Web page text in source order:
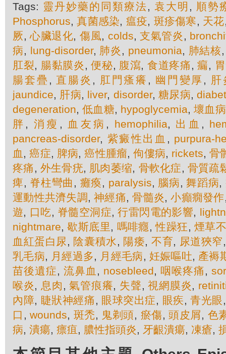
Tags: 靈丹妙藥的同類療法, 袁大明 , 順勢
Phosphorus,真菌感染, 瘟疫, 斑疹傷寒, 天花
厥,心臟退化,傷風, colds,支氣管炎 ,
病, lung-disorder, 肺炎 , pneumonia, 肺結核
肛裂, 腸黏膜炎 ,便秘, 腹瀉,食道疼痛,瘺,
腸套疊 , 直腸炎 , 肛門瘙癢 , 幽門變厚 , 肝
jaundice, 肝病, liver, disorder, 糖尿病,
degeneration,低血糖, hypoglycemia,壞血病
胖 , 消瘦 , 血友病 , hemophilia, 出血 ,
pancreas-disorder, 紫癜性出血 , purpura-
血 ,癌症, 脾病,癌性腫瘤,佝僂病, rickets,骨
疼痛, 外生骨疣, 肌肉萎缩, 骨軟化症, 骨質疏
痺, 脊柱彎曲 , 癱瘓, paralysis, 腦病, 舞蹈病,
運動性共濟失調,神經痛,骨髓炎,小癲癇發作
遊, 口吃, 脊髓空洞症,行雷閃電的影響,
nightmare,歇斯底里, 嗎啡癮,性躁狂,煙草
血紅蛋白尿 , 陰囊積水, 陽痿, 不育, 尿道狹窄
乳毛病, 月經過多, 月經毛病, 妊娠嘔吐, 產褥
苗後遺症, 流鼻血 , nosebleed, 咽喉疼痛,
喉炎, 息肉 ,氣管痕癢, 失聲,視網膜炎,
內障, 睫狀神經痛, 眼球突出症, 眼疾,青光眼
口 ,wounds, 斑禿, 鬼剃頭, 瘀傷,頭皮屑, 色
病, 潰瘍, 瘭疽, 膿性指頭炎, 牙齦潰瘍, 凍瘡,